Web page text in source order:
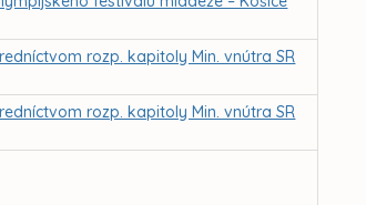
rozp. kapitoly Min. vnútra SR
rozp. kapitoly Min. vnútra SR